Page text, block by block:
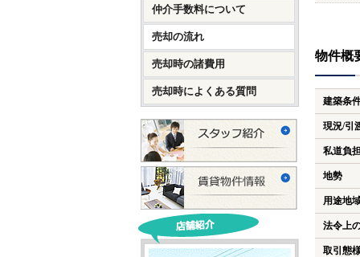
物件概
建築条
現況/引
私道負
地勢
用途地
法令上
取引態
仲介手数料について
売却の流れ
売却時の諸費用
売却時によくある質問